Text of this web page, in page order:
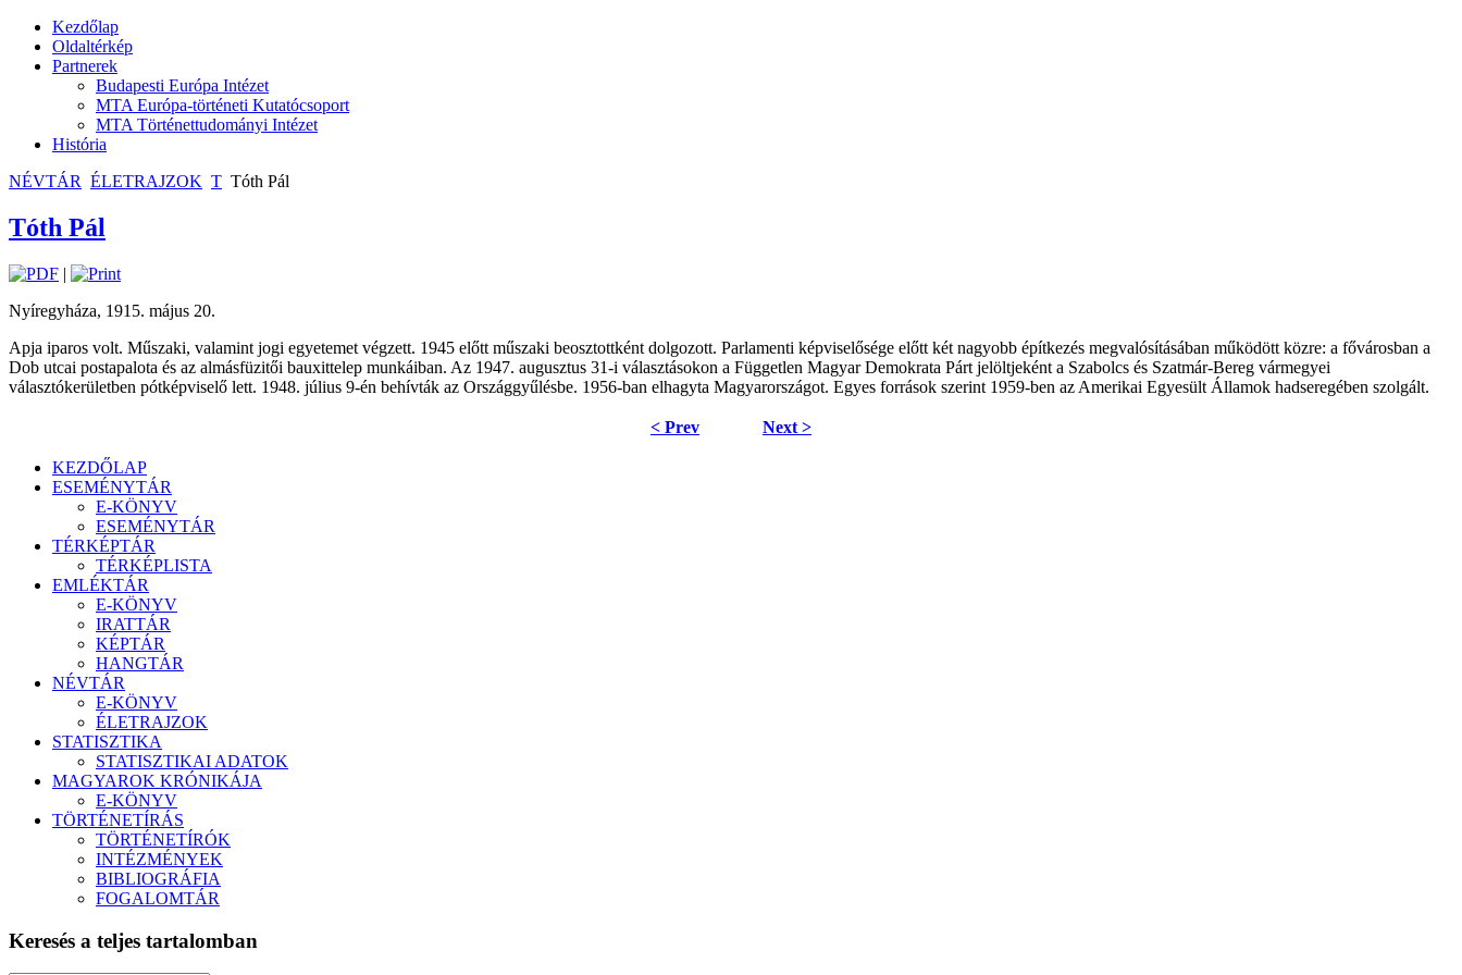
Kezdőlap
Oldaltérkép
Partnerek
Budapesti Európa Intézet
MTA Európa-történeti Kutatócsoport
MTA Történettudományi Intézet
História
NÉVTÁR ÉLETRAJZOK T Tóth Pál
Tóth Pál
|
Nyíregyháza, 1915. május 20.
Apja iparos volt. Műszaki, valamint jogi egyetemet végzett. 1945 előtt műszaki beosztottként dolgozott. Parlamenti képviselősége előtt két nagyobb építkezés megvalósításában működött közre: a fővárosban a
Dob utcai postapalota és az almásfüzitői bauxittelep munkáiban. Az 1947. augusztus 31-i választásokon a Független Magyar Demokrata Párt jelöltjeként a Szabolcs és Szatmár-Bereg vármegyei
választókerületben pótképviselő lett. 1948. július 9-én behívták az Országgyűlésbe. 1956-ban elhagyta Magyarországot. Egyes források szerint 1959-ben az Amerikai Egyesült Államok hadseregében szolgált.
< Prev Next >
KEZDŐLAP
ESEMÉNYTÁR
E-KÖNYV
ESEMÉNYTÁR
TÉRKÉPTÁR
TÉRKÉPLISTA
EMLÉKTÁR
E-KÖNYV
IRATTÁR
KÉPTÁR
HANGTÁR
NÉVTÁR
E-KÖNYV
ÉLETRAJZOK
STATISZTIKA
STATISZTIKAI ADATOK
MAGYAROK KRÓNIKÁJA
E-KÖNYV
TÖRTÉNETÍRÁS
TÖRTÉNETÍRÓK
INTÉZMÉNYEK
BIBLIOGRÁFIA
FOGALOMTÁR
Keresés a teljes tartalomban